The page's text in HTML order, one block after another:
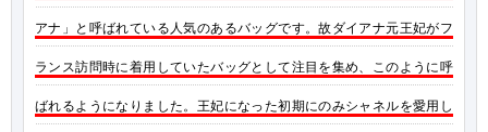
アナ」と呼ばれている人気のあるバッグです。故ダイアナ元王妃がフ
ランス訪問時に着用していたバッグとして注目を集め、このように呼
ばれるようになりました。王妃になった初期にのみシャネルを愛用し